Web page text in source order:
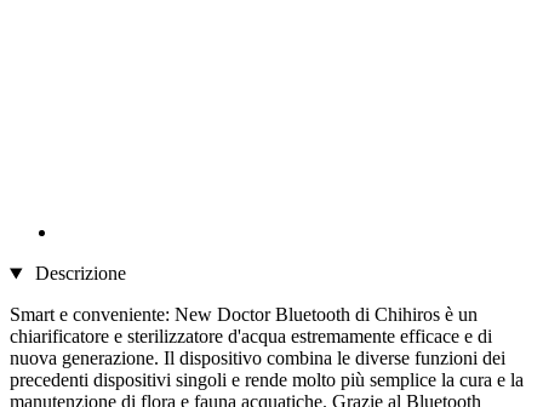
Descrizione
Smart e conveniente: New Doctor Bluetooth di Chihiros è un
chiarificatore e sterilizzatore d'acqua estremamente efficace e di
nuova generazione. Il dispositivo combina le diverse funzioni dei
precedenti dispositivi singoli e rende molto più semplice la cura e la
manutenzione di flora e fauna acquatiche. Grazie al Bluetooth